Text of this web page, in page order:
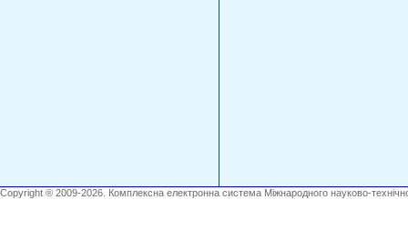
Copyright ® 2009-2026. Комплексна електронна система Міжнародного науково-